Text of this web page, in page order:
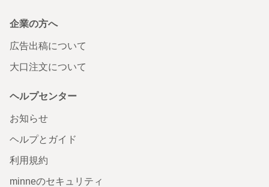
企業の方へ
広告出稿について
大口注文について
ヘルプセンター
お知らせ
ヘルプとガイド
利用規約
minneのセキュリティ